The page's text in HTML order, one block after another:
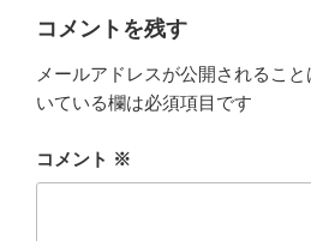
コメントを残す
メールアドレスが公開されること
いている欄は必須項目です
コメント ※